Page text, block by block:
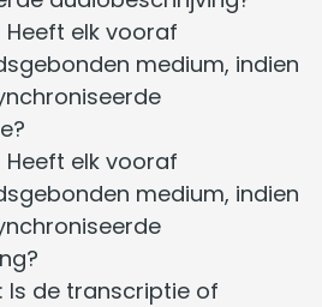
Heeft elk vooraf
medium, indien
Heeft elk vooraf
medium, indien
: Is de transcriptie of